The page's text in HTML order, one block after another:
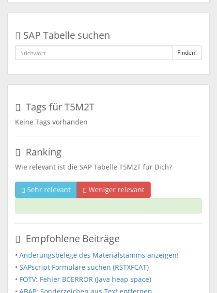
SAP Tabelle suchen
Finden!
Tags für T5M2T
Keine Tags vorhanden
Ranking
Wie relevant ist die SAP Tabelle T5M2T für Dich?
Sehr relevant Weniger relevant
Empfohlene Beiträge
• Änderungsbelege des Materialstamms anzeigen!
• SAPscript Formulare suchen (RSTXFCAT)
• FOTV: Fehler BCERROR (Java heap space)